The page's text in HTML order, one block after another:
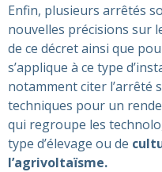
Enfin, plusieurs arrêtés
nouvelles précisions sur
de ce décret ainsi que
s’applique à ce type
notamment citer l’arrêté
techniques pour un
qui regroupe les
type d’élevage ou de
l’agrivoltaïsme.